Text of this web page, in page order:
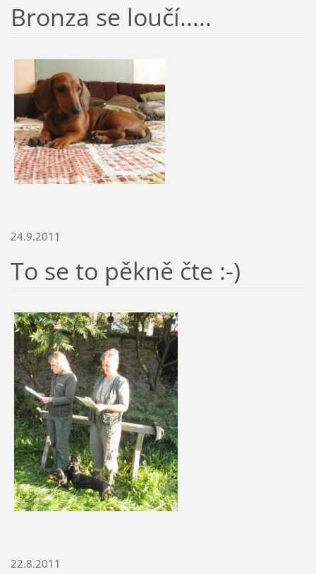
Bronza se loučí.....
24.9.2011
To se to pěkně čte :-)
22.8.2011